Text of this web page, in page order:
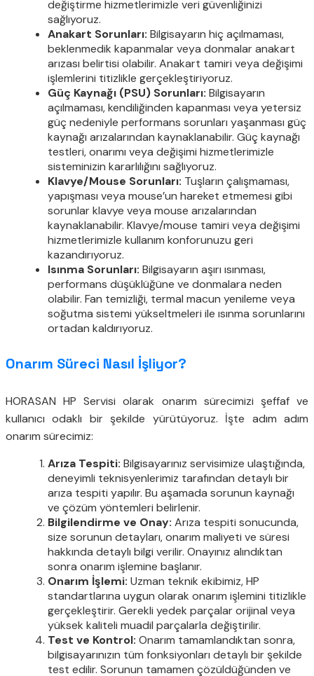
değiştirme hizmetlerimizle veri güvenliğinizi
sağlıyoruz.
Anakart Sorunları: Bilgisayarın hiç açılmaması,
beklenmedik kapanmalar veya donmalar anakart
arızası belirtisi olabilir. Anakart tamiri veya değişimi
işlemlerini titizlikle gerçekleştiriyoruz.
Güç Kaynağı (PSU) Sorunları: Bilgisayarın
açılmaması, kendiliğinden kapanması veya yetersiz
güç nedeniyle performans sorunları yaşanması güç
kaynağı arızalarından kaynaklanabilir. Güç kaynağı
testleri, onarımı veya değişimi hizmetlerimizle
sisteminizin kararlılığını sağlıyoruz.
Klavye/Mouse Sorunları: Tuşların çalışmaması,
yapışması veya mouse’un hareket etmemesi gibi
sorunlar klavye veya mouse arızalarından
kaynaklanabilir. Klavye/mouse tamiri veya değişimi
hizmetlerimizle kullanım konforunuzu geri
kazandırıyoruz.
Isınma Sorunları: Bilgisayarın aşırı ısınması,
performans düşüklüğüne ve donmalara neden
olabilir. Fan temizliği, termal macun yenileme veya
soğutma sistemi yükseltmeleri ile ısınma sorunlarını
ortadan kaldırıyoruz.
Onarım Süreci Nasıl İşliyor?
HORASAN HP Servisi olarak onarım sürecimizi şeffaf ve
kullanıcı odaklı bir şekilde yürütüyoruz. İşte adım adım
onarım sürecimiz:
Arıza Tespiti: Bilgisayarınız servisimize ulaştığında,
deneyimli teknisyenlerimiz tarafından detaylı bir
arıza tespiti yapılır. Bu aşamada sorunun kaynağı
ve çözüm yöntemleri belirlenir.
Bilgilendirme ve Onay: Arıza tespiti sonucunda,
size sorunun detayları, onarım maliyeti ve süresi
hakkında detaylı bilgi verilir. Onayınız alındıktan
sonra onarım işlemine başlanır.
Onarım İşlemi: Uzman teknik ekibimiz, HP
standartlarına uygun olarak onarım işlemini titizlikle
gerçekleştirir. Gerekli yedek parçalar orijinal veya
yüksek kaliteli muadil parçalarla değiştirilir.
Test ve Kontrol: Onarım tamamlandıktan sonra,
bilgisayarınızın tüm fonksiyonları detaylı bir şekilde
test edilir. Sorunun tamamen çözüldüğünden ve